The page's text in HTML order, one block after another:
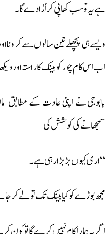
ہے یہ تو سب کھا پی کر اُڑا دے گا ۔
ویسے ہی پچھلے تین سالوں سے
اب اس کام چور کو بینک کا راستہ اور
بابوجی نے اپنی عادت کے مطابق
سمجھانے کی کوشش کی
“اری کیوں بڑ بڑا رہی ہے ۔
مجھ بوڑے کو کیا بینک تک تو لے کر